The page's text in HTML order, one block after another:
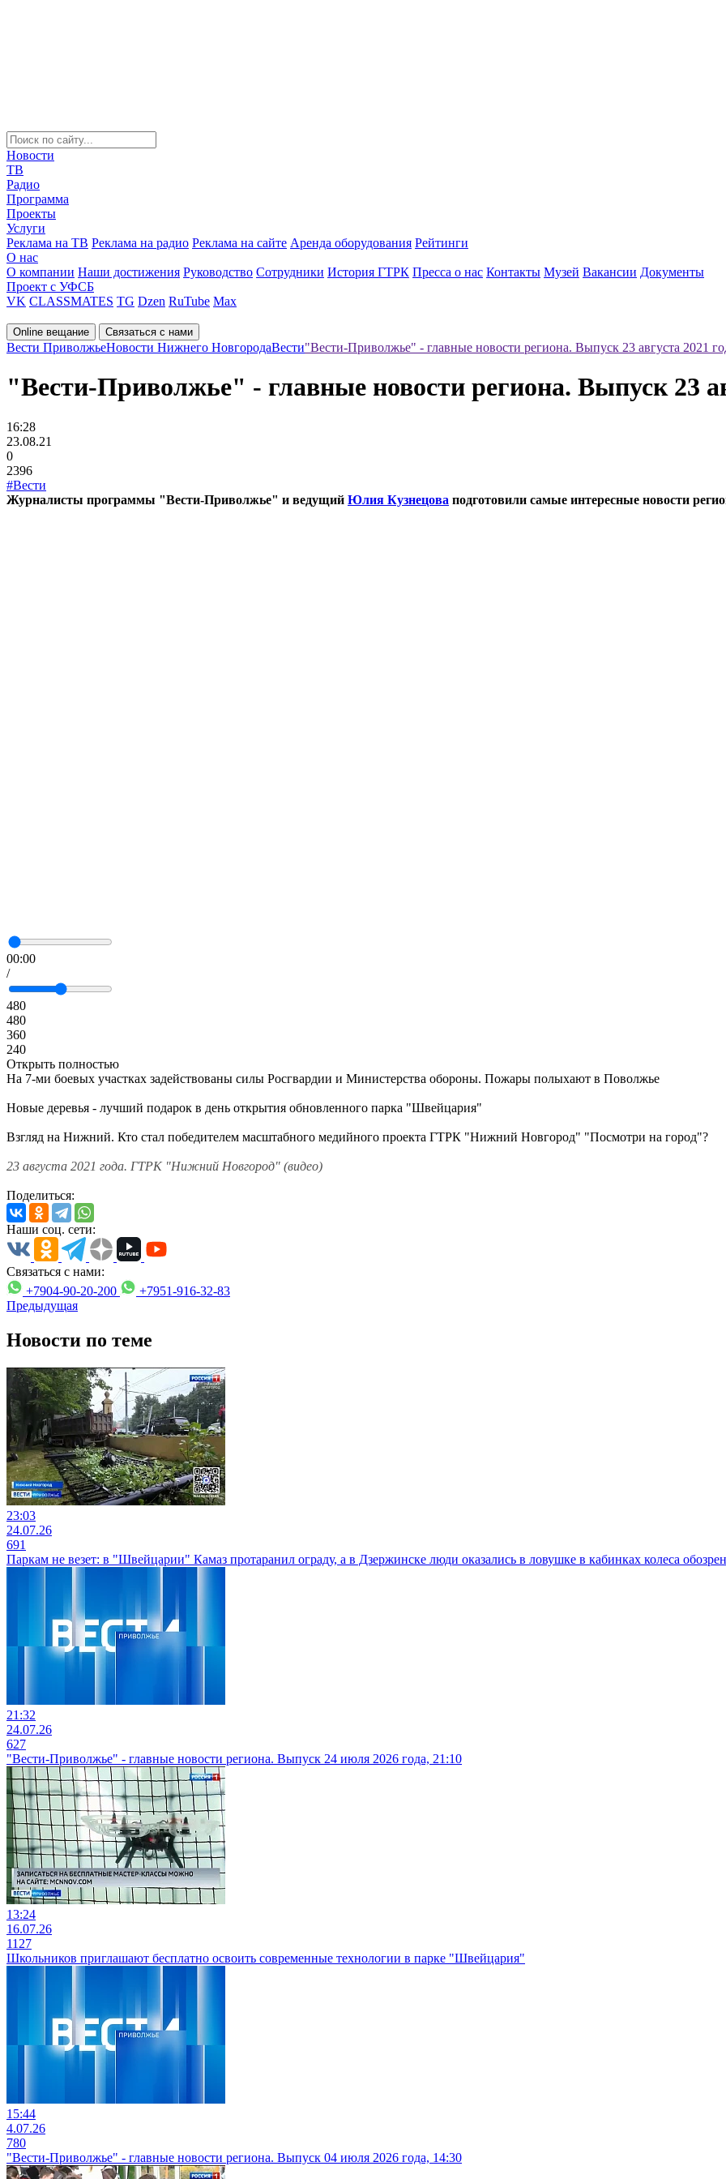
Новости
ТВ
Радио
Программа
Проекты
Услуги
Реклама на ТВ Реклама на радио Реклама на сайте Аренда оборудования Рейтинги
О нас
О компании Наши достижения Руководство Сотрудники История ГТРК Пресса о нас Контакты Музей Вакансии Документы
Проект с УФСБ
VK CLASSMATES TG Dzen RuTube Max
Online вещание Связаться с нами
Вести ПриволжьеНовости Нижнего НовгородаВести"Вести-Приволжье" - главные новости региона. Выпуск 23 августа 2021
"Вести-Приволжье" - главные новости региона. Выпуск 23
16:28
23.08.21
0
2396
#Вести
Журналисты программы "Вести-Приволжье" и ведущий Юлия Кузнецова подготовили самые интересные новости
00:00
/
480
480
360
240
Открыть полностью
На 7-ми боевых участках задействованы силы Росгвардии и Министерства обороны. Пожары полыхают в Поволжье
Новые деревья - лучший подарок в день открытия обновленного парка "Швейцария"
Взгляд на Нижний. Кто стал победителем масштабного медийного проекта ГТРК "Нижний Новгород" "Посмотри на город"?
23 августа 2021 года. ГТРК "Нижний Новгород" (видео)
Поделиться:
Наши соц. сети:
Связаться с нами:
+7904-90-20-200
+7951-916-32-83
Предыдущая
Новости по теме
23:03
24.07.26
691
Паркам не везет: в "Швейцарии" Камаз протаранил ограду, а в Дзержинске люди оказались в ловушке в кабинках колеса
21:32
24.07.26
627
"Вести-Приволжье" - главные новости региона. Выпуск 24 июля 2026 года, 21:10
13:24
16.07.26
1127
Школьников приглашают бесплатно освоить современные технологии в парке "Швейцария"
15:44
4.07.26
780
"Вести-Приволжье" - главные новости региона. Выпуск 04 июля 2026 года, 14:30